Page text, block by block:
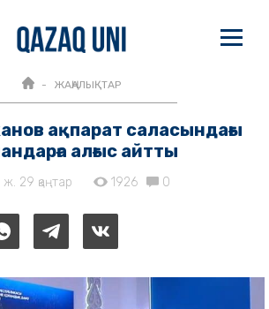
ЖАҢАЛЫҚТАР
ақпарат саласындағы
алғыс айтты
ж. 29 қаңтар 1926 0